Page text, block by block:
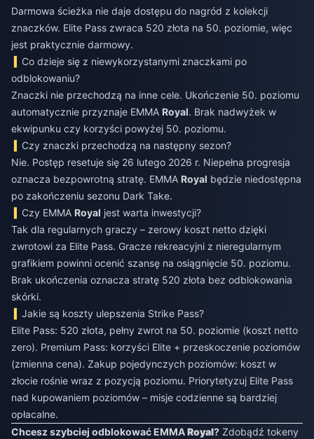
Darmowa ścieżka nie daje dostępu do nagród z kolekcji
znaczków. Elite Pass zwraca 520 złota na 50. poziomie, więc
jest praktycznie darmowy.
Co dzieje się z niewykorzystanymi znaczkami po
odblokowaniu?
Znaczki nie przechodzą na inne cele. Ukończenie 50. poziomu
automatycznie przyznaje EMMA Royal. Brak nadwyżek w
ekwipunku czy korzyści powyżej 50. poziomu.
Czy znaczki przechodzą na następny sezon?
Nie. Postęp resetuje się 26 lutego 2026 r. Niepełna progresja
oznacza bezpowrotną stratę. EMMA Royal będzie niedostępna
po zakończeniu sezonu Dark Take.
Czy EMMARoyal jest warta inwestycji?
Tak dla regularnych graczy – zerowy koszt netto dzięki
zwrotowi za Elite Pass. Gracze rekreacyjni z nieregularnym
grafikiem powinni ocenić szansę na osiągnięcie 50. poziomu.
Brak ukończenia oznacza stratę 520 złota bez odblokowania
skórki.
Jakie są koszty ulepszenia Strike Pass?
Elite Pass: 520 złota, pełny zwrot na 50. poziomie (koszt netto
zero). Premium Pass: korzyści Elite + przeskoczenie poziomów
(zmienna cena). Zakup pojedynczych poziomów: koszt w
złocie rośnie wraz z pozycją poziomu. Priorytetyzuj Elite Pass
nad kupowaniem poziomów – misje codzienne są bardziej
opłacalne.
Chcesz szybciej odblokować EMMARoyal? Zdobądź tokeny